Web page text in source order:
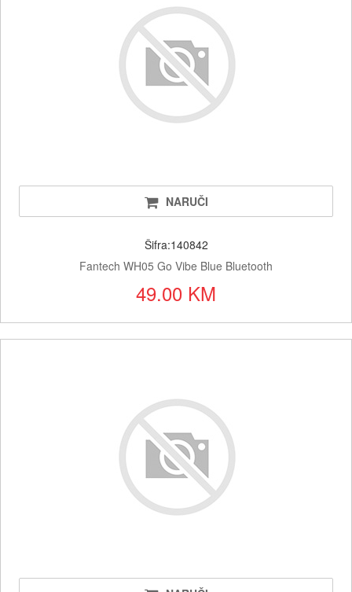
NARUČI
Šifra:140842
Fantech WH05 Go Vibe Blue Bluetooth
49.00 KM